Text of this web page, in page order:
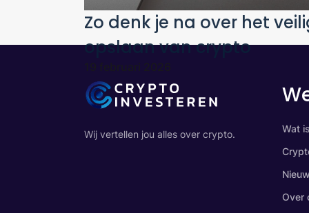
Zo denk je na over het
opslaan van crypto
19 februari 2026
Wij vertellen jou alles over crypto.
Wat
Over